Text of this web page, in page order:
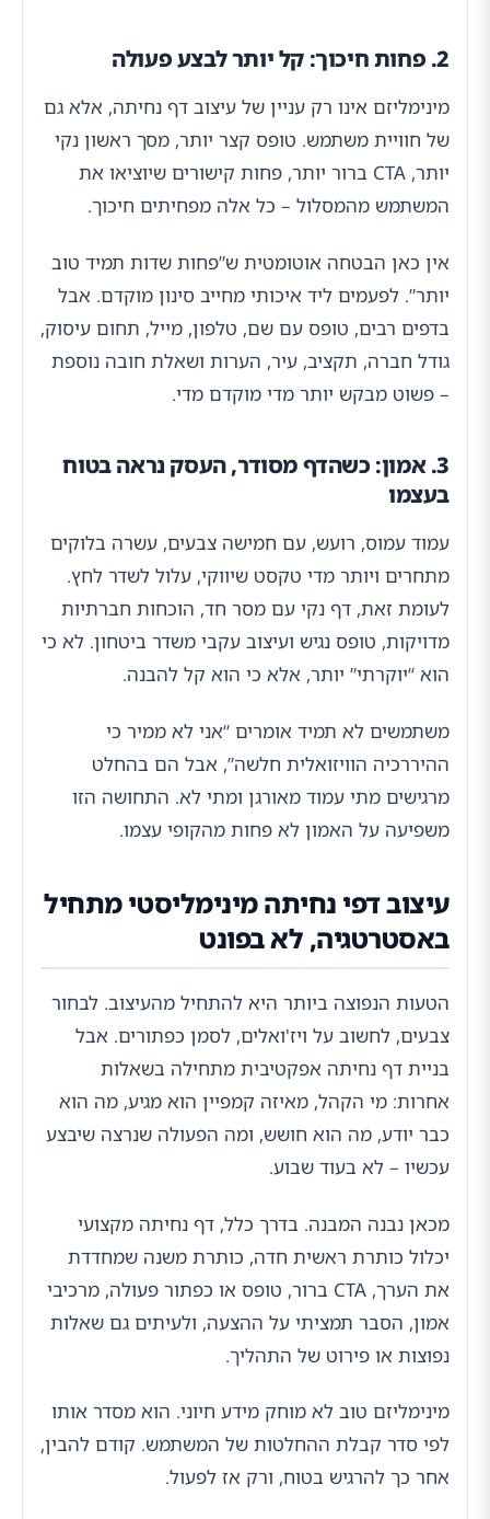
2. פחות חיכוך: קל יותר לבצע פעולה
מינימליזם אינו רק עניין של עיצוב דף נחיתה, אלא גם
של חוויית משתמש. טופס קצר יותר, מסך ראשון נקי
יותר, CTA ברור יותר, פחות קישורים שיוציאו את
המשתמש מהמסלול – כל אלה מפחיתים חיכוך.
אין כאן הבטחה אוטומטית ש”פחות שדות תמיד טוב
יותר”. לפעמים ליד איכותי מחייב סינון מוקדם. אבל
בדפים רבים, טופס עם שם, טלפון, מייל, תחום עיסוק,
גודל חברה, תקציב, עיר, הערות ושאלת חובה נוספת
– פשוט מבקש יותר מדי מוקדם מדי.
3. אמון: כשהדף מסודר, העסק נראה בטוח
בעצמו
עמוד עמוס, רועש, עם חמישה צבעים, עשרה בלוקים
מתחרים ויותר מדי טקסט שיווקי, עלול לשדר לחץ.
לעומת זאת, דף נקי עם מסר חד, הוכחות חברתיות
מדויקות, טופס נגיש ועיצוב עקבי משדר ביטחון. לא כי
הוא “יוקרתי” יותר, אלא כי הוא קל להבנה.
משתמשים לא תמיד אומרים “אני לא ממיר כי
ההיררכיה הוויזואלית חלשה”, אבל הם בהחלט
מרגישים מתי עמוד מאורגן ומתי לא. התחושה הזו
משפיעה על האמון לא פחות מהקופי עצמו.
עיצוב דפי נחיתה מינימליסטי מתחיל
באסטרטגיה, לא בפונט
הטעות הנפוצה ביותר היא להתחיל מהעיצוב. לבחור
צבעים, לחשוב על ויז'ואלים, לסמן כפתורים. אבל
בניית דף נחיתה אפקטיבית מתחילה בשאלות
אחרות: מי הקהל, מאיזה קמפיין הוא מגיע, מה הוא
כבר יודע, מה הוא חושש, ומה הפעולה שנרצה שיבצע
עכשיו – לא בעוד שבוע.
מכאן נבנה המבנה. בדרך כלל, דף נחיתה מקצועי
יכלול כותרת ראשית חדה, כותרת משנה שמחדדת
את הערך, CTA ברור, טופס או כפתור פעולה, מרכיבי
אמון, הסבר תמציתי על ההצעה, ולעיתים גם שאלות
נפוצות או פירוט של התהליך.
מינימליזם טוב לא מוחק מידע חיוני. הוא מסדר אותו
לפי סדר קבלת ההחלטות של המשתמש. קודם להבין,
אחר כך להרגיש בטוח, ורק אז לפעול.